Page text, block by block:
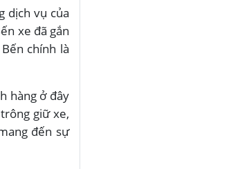
dịch vụ của
xe đã gắn
chính là
hàng ở đây
giữ xe,
đến sự